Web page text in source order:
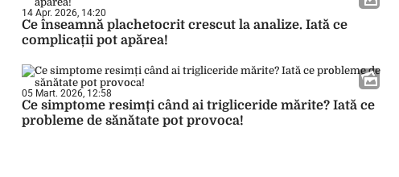
14 Apr. 2026, 14:20
Ce înseamnă plachetocrit crescut la analize. Iată ce
complicații pot apărea!
05 Mart. 2026, 12:58
Ce simptome resimți când ai trigliceride mărite? Iată ce
probleme de sănătate pot provoca!